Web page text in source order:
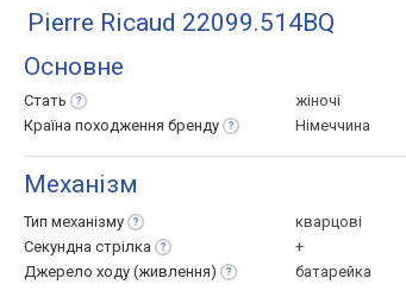
Pierre Ricaud 22099.514BQ
Основне
Стать
жіночі
Країна походження бренду Німеччина
Механізм
Тип механізму
кварцові
Секундна стрілка
+
Джерело ходу (живлення) батарейка